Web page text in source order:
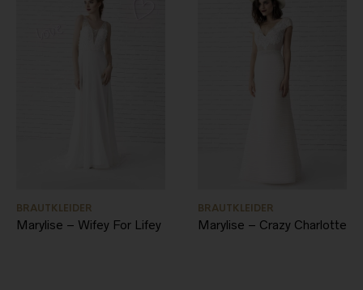
BRAUTKLEIDER
Marylise – Wifey For Lifey
BRAUTKLEIDER
Marylise – Crazy Charlotte